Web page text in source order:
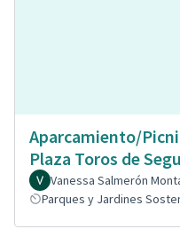
Aparcamiento/
Plaza Toros de
Vanessa Salmerón
Parques y Jardines